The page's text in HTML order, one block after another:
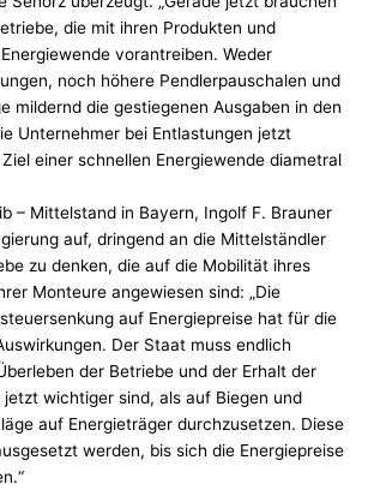
die mit ihren Produkten und
vorantreiben. Weder
noch höhere Pendlerpauschalen und
mildernd die gestiegenen Ausgaben in den
Unternehmer bei Entlastungen jetzt
einer schnellen Energiewende diametral
– Mittelstand in Bayern, Ingolf F. Brauner
auf, dringend an die Mittelständler
zu denken, die auf die Mobilität ihres
Monteure angewiesen sind: „Die
auf Energiepreise hat für die
Der Staat muss endlich
der Betriebe und der Erhalt der
wichtiger sind, als auf Biegen und
auf Energieträger durchzusetzen. Diese
werden, bis sich die Energiepreise